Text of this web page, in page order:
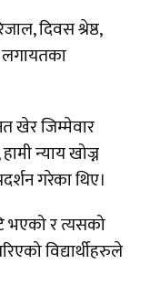
दिवस श्रेष्ठ,
खेर जिम्मेवार
न्याय खोज्न
गरेका थिए।
भएको र त्यसको
विद्यार्थीहरुले